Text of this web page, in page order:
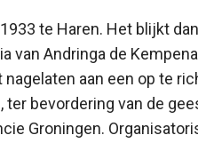
te Haren. Het blijkt
van Andringa de
aan een op te
bevordering van de
Groningen.